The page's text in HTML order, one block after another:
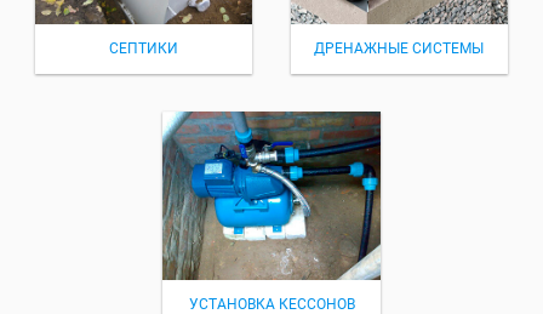
СЕПТИКИ ДРЕНАЖНЫЕ СИСТЕМЫ
УСТАНОВКА КЕССОНОВ